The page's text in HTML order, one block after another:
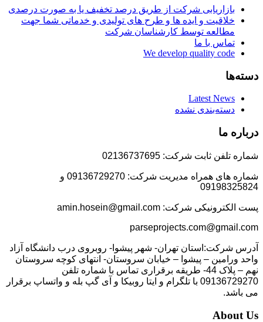
بازاریابی شرکت از طریق درصد تخفیف یا به صورت درصدی
خلاقیت و ایده ها و طرح های تولیدی و خدماتی شما جهت
مطالعه توسط کارشناسان شرکت
تماس با ما
We develop quality code
دسته‌ها
Latest News
دسته‌بندی نشده
درباره ما
شماره تلفن ثابت شرکت: 02136737695
شماره های همراه مدیریت شرکت: 09136729270 و
09198325824
پست الکترونیکی شرکت: amin.hosein@gmail.com
parseprojects.com@gmail.com
آدرس شرکت:استان تهران- شهر پیشوا- روبروی درب دانشگاه آزاد
واحد ورامین – پیشوا – خیابان سروستان- انتهای کوچه سروستان
نهم – پلاک 44- طریقه برقراری تماس با شماره تلفن
09136729270 با تلگرام و ایتا روبیکا و آی گپ بله و واتساپ برقرار
می باشد.
About Us